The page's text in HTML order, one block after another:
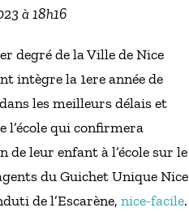
à 18h16
degré de la Ville de Nice
intègre la 1ere année de
les meilleurs délais et
qui confirmera
leur enfant à l’école sur le
du Guichet Unique Nice
de l’Escarène, nice-facile.